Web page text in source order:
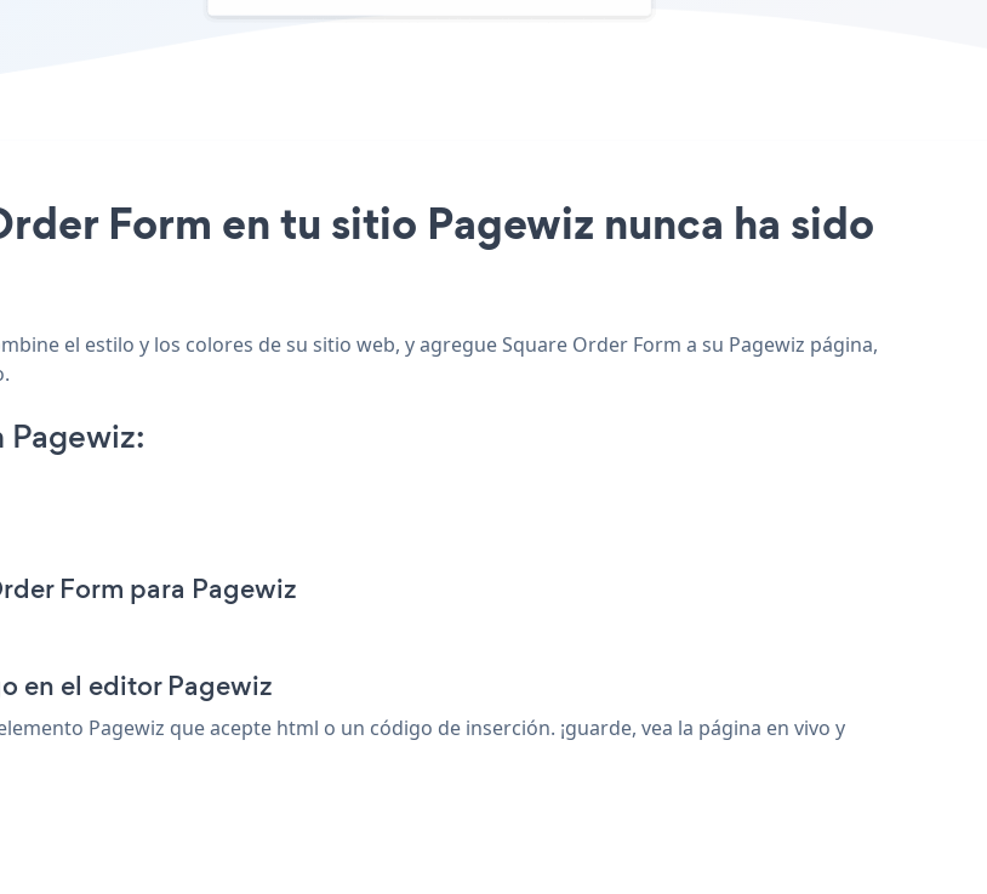
Form en tu sitio Pagewiz nunca ha sido
el estilo y los colores de su sitio web, y agregue Square Order Form a su Pagewiz página,
Pagewiz:
Form para Pagewiz
en el editor Pagewiz
Pagewiz que acepte html o un código de inserción. ¡guarde, vea la página en vivo y